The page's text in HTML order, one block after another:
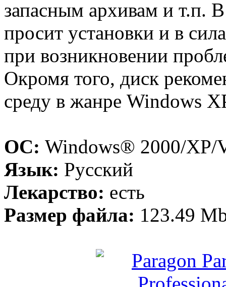
запасным архивам и т.п.
просит установки и в
при возникновении
Окромя того, диск
среду в жанре Windows
ОС: Windows® 2000/XP/
Язык: Русский
Лекарство: есть
Размер файла: 123.49